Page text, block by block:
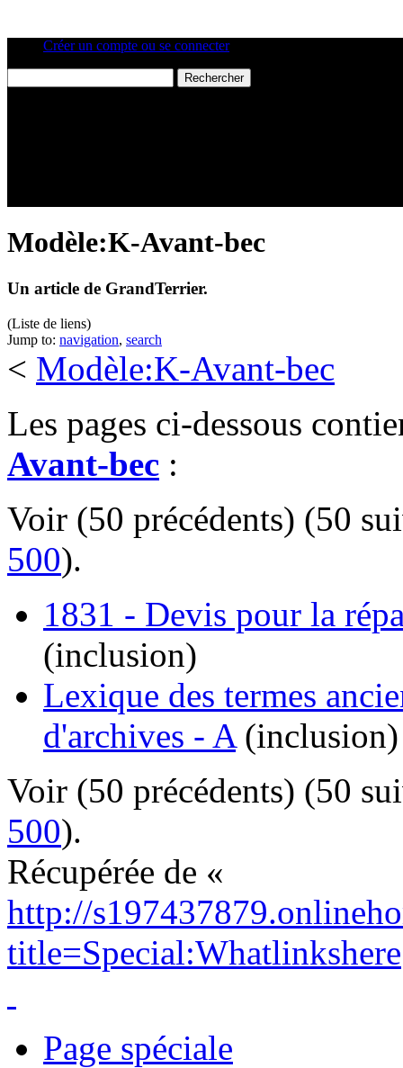
Créer un compte ou se connecter
Modèle:K-Avant-bec
Un article de GrandTerrier.
(Liste de liens)
Jump to: navigation, search
< Modèle:K-Avant-bec
Les pages ci-dessous
Avant-bec :
Voir (50 précédents) (50
500).
1831 - Devis pour la
(inclusion)
Lexique des termes
d'archives - A (inclusion)
Voir (50 précédents) (50
500).
Récupérée de «
http://
title=Special:Whatlinkshere
Page spéciale